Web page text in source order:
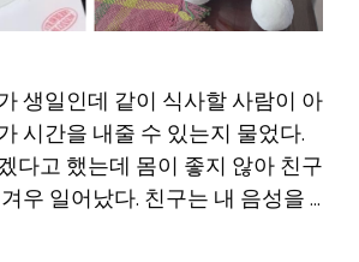
생일인데 같이 식사할 사람이 아
시간을 내줄 수 있는지 물었다.
다고 했는데 몸이 좋지 않아 친구
우 일어났다. 친구는 내 음성을 …